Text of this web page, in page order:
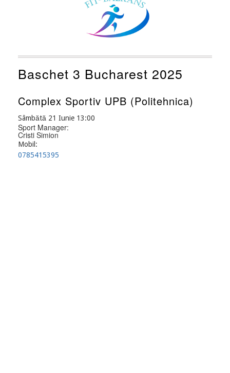
Baschet 3 Bucharest 2025
Complex Sportiv UPB (Politehnica)
Sâmbătă 21 Iunie 13:00
Sport Manager:
Cristi Simion
Mobil:
0785415395